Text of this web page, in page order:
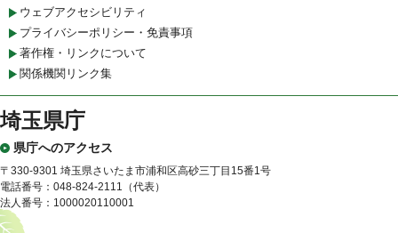
ウェブアクセシビリティ
プライバシーポリシー・免責事項
著作権・リンクについて
関係機関リンク集
埼玉県庁
県庁へのアクセス
〒330-9301 埼玉県さいたま市浦和区高砂三丁目15番1号
電話番号：048-824-2111（代表）
法人番号：1000020110001